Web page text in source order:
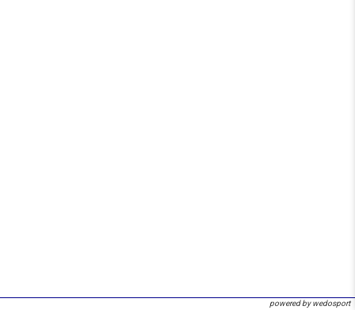
powered by wedosport